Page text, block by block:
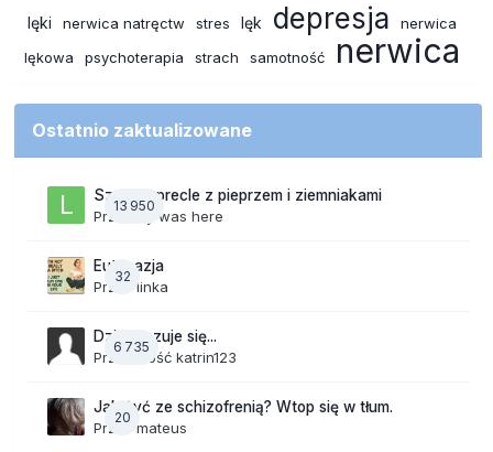
lęki nerwica natręctw stres lęk depresja
nerwica
lękowa
psychoterapia strach samotność nerwica
Ostatnio zaktualizowane
13 950
Szalone precle z pieprzem i ziemniakami
Przezlily was here
32
Eutanazja
Przez linka
6 735
Dzisiaj czuje się...
Przez Gość katrin123
20
Jak żyć ze schizofrenią? Wtop się w tłum.
Przez mateus